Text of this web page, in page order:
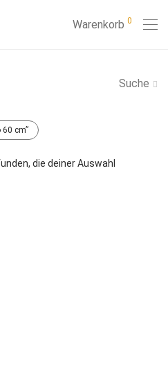
Warenkorb 0
Suche
60 cm”
die deiner Auswahl